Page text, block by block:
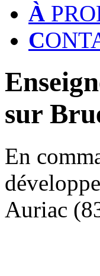
À
C
sur
En
Auriac